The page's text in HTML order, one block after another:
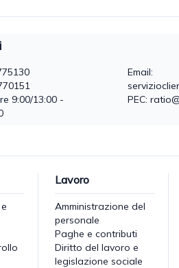
9:00/13:00 -
Email:
PEC:
Lavoro
Amministrazione del
personale
Paghe e contributi
Diritto del lavoro e
legislazione sociale